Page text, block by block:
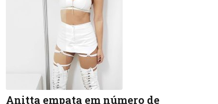
Anitta empata em número de